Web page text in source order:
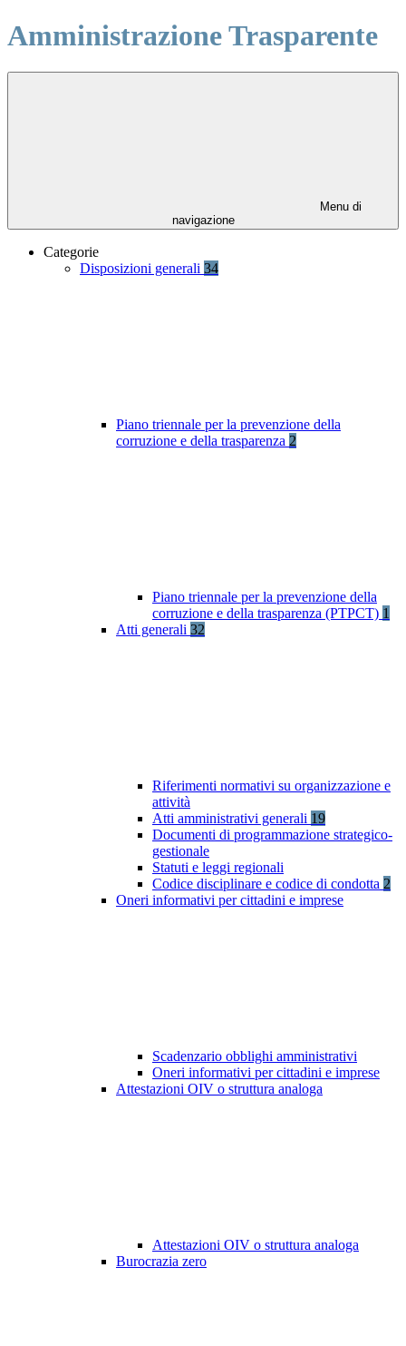
Amministrazione Trasparente
Menu di
navigazione
Categorie
Disposizioni generali 34
Piano triennale per la prevenzione della
corruzione e della trasparenza 2
Piano triennale per la prevenzione della
corruzione e della trasparenza (PTPCT) 1
Atti generali 32
Riferimenti normativi su organizzazione e
attività
Atti amministrativi generali 19
Documenti di programmazione strategico-
gestionale
Statuti e leggi regionali
Codice disciplinare e codice di condotta 2
Oneri informativi per cittadini e imprese
Scadenzario obblighi amministrativi
Oneri informativi per cittadini e imprese
Attestazioni OIV o struttura analoga
Attestazioni OIV o struttura analoga
Burocrazia zero